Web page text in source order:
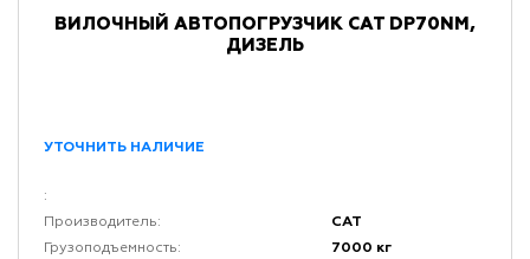
ВИЛОЧНЫЙ АВТОПОГРУЗЧИК CAT DP70NM,
ДИЗЕЛЬ
УТОЧНИТЬ НАЛИЧИЕ
:
Производитель:
CAT
Грузоподъемность: 7000 кг